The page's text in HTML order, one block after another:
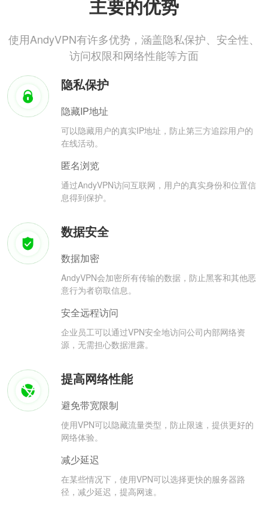
主要的优势
使用AndyVPN有许多优势，涵盖隐私保护、安全性、
访问权限和网络性能等方面
隐私保护
隐藏IP地址
可以隐藏用户的真实IP地址，防止第三方追踪用户的
在线活动。
匿名浏览
通过AndyVPN访问互联网，用户的真实身份和位置信
息得到保护。
数据安全
数据加密
AndyVPN会加密所有传输的数据，防止黑客和其他恶
意行为者窃取信息。
安全远程访问
企业员工可以通过VPN安全地访问公司内部网络资
源，无需担心数据泄露。
提高网络性能
避免带宽限制
使用VPN可以隐藏流量类型，防止限速，提供更好的
网络体验。
减少延迟
在某些情况下，使用VPN可以选择更快的服务器路
径，减少延迟，提高网速。